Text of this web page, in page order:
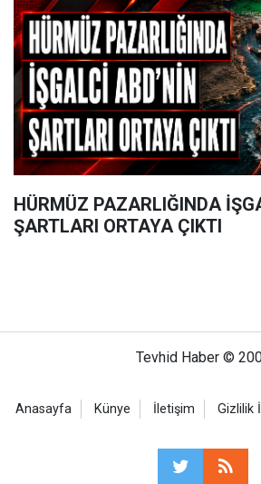
HÜRMÜZ PAZARLIĞINDA
ŞARTLARI ORTAYA ÇIKTI
Tevhid Haber ©
Anasayfa Künye İletişim Gizlilik